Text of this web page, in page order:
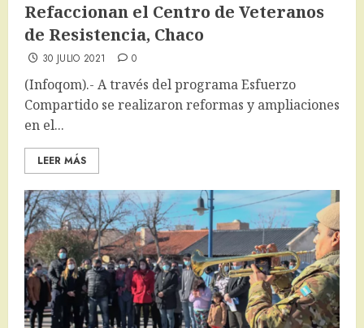
Refaccionan el Centro de Veteranos
de Resistencia, Chaco
30 JULIO 2021 0
(Infoqom).- A través del programa Esfuerzo
Compartido se realizaron reformas y ampliaciones
en el...
LEER MÁS